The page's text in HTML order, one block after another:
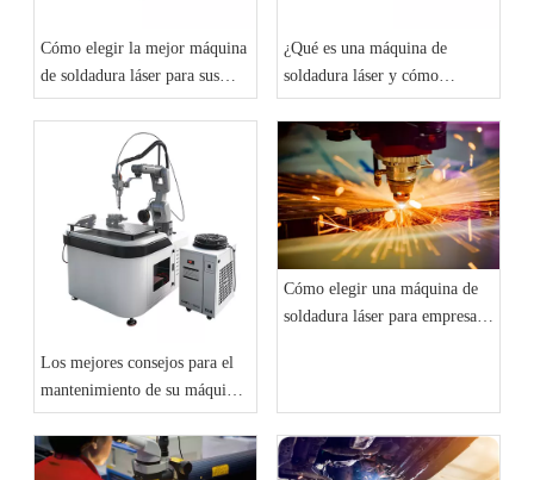
Cómo elegir la mejor máquina
de soldadura láser para sus
necesidades
¿Qué es una máquina de
soldadura láser y cómo
funciona?
Los mejores consejos para el
mantenimiento de su máquina
de soldadura láser
Cómo elegir una máquina de
soldadura láser para empresas: